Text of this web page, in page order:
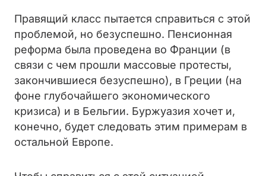
Правящий класс пытается справиться с этой
проблемой, но безуспешно. Пенсионная
реформа была проведена во Франции (в
связи с чем прошли массовые протесты,
закончившиеся безуспешно), в Греции (на
фоне глубочайшего экономического
кризиса) и в Бельгии. Буржуазия хочет и,
конечно, будет следовать этим примерам в
остальной Европе.